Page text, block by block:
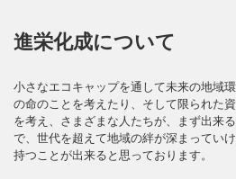
進栄化成について
小さなエコキャップを通して未来の地域
の命のことを考えたり、そして限られた
を考え、さまざまな人たちが、まず出来
で、世代を超えて地域の絆が深まってい
持つことが出来ると思っております。